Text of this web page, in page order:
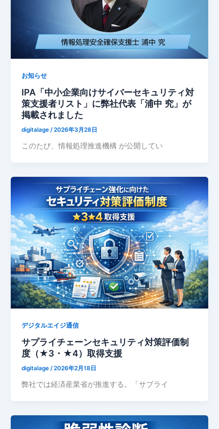
お知らせ
IPA「中小企業向けサイバーセキュリティ対
策支援者リスト」に弊社代表「浦中 究」が
掲載されました
digitalage/2026年3月28日
このたび、情報処理推進機構 が公開してい
デジタルエイジ通信
サプライチェーンセキュリティ対策評価制
度（★3・★4）取得支援
digitalage/2026年2月18日
弊社では経済産業省が推進する。「サプライ